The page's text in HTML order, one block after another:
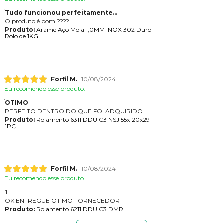
Tudo funcionou perfeitamente...
O produto é bom ????
Produto:Arame Aço Mola 1,0MM INOX 302 Duro -
Rolo de 1KG
Forfil M. 10/08/2024
Eu recomendo esse produto.
OTIMO
PERFEITO DENTRO DO QUE FOI ADQUIRIDO
Produto:Rolamento 6311 DDU C3 NSJ 55x120x29 -
1PÇ
Forfil M. 10/08/2024
Eu recomendo esse produto.
1
OK ENTREGUE OTIMO FORNECEDOR
Produto:Rolamento 6211 DDU C3 DMR